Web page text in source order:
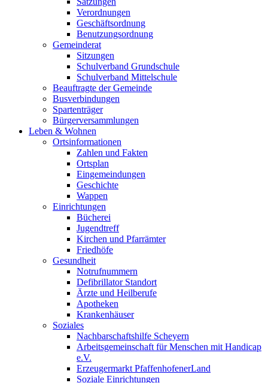
Verordnungen
Geschäftsordnung
Benutzungsordnung
Gemeinderat
Sitzungen
Schulverband Grundschule
Schulverband Mittelschule
Beauftragte der Gemeinde
Busverbindungen
Spartenträger
Bürgerversammlungen
Leben & Wohnen
Ortsinformationen
Zahlen und Fakten
Ortsplan
Eingemeindungen
Geschichte
Wappen
Einrichtungen
Bücherei
Jugendtreff
Kirchen und Pfarrämter
Friedhöfe
Gesundheit
Notrufnummern
Defibrillator Standort
Ärzte und Heilberufe
Apotheken
Krankenhäuser
Soziales
Nachbarschaftshilfe Scheyern
Arbeitsgemeinschaft für Menschen mit Handicap
e.V.
Erzeugermarkt PfaffenhofenerLand
Soziale Einrichtungen